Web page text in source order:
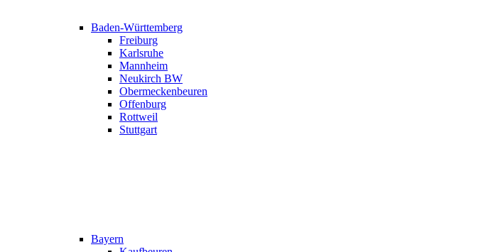
Baden-Württemberg
Freiburg
Karlsruhe
Mannheim
Neukirch BW
Obermeckenbeuren
Offenburg
Rottweil
Stuttgart
Bayern